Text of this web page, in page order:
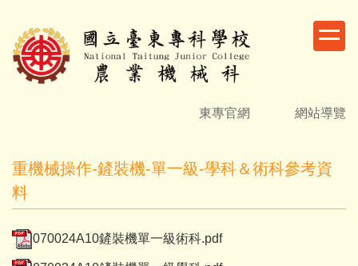
主
要
東專官網 網站導覽
重機械操作-鏟裝機-單一級-學科＆術科參考資
料
070024A10鏟裝機單一級術科.pdf